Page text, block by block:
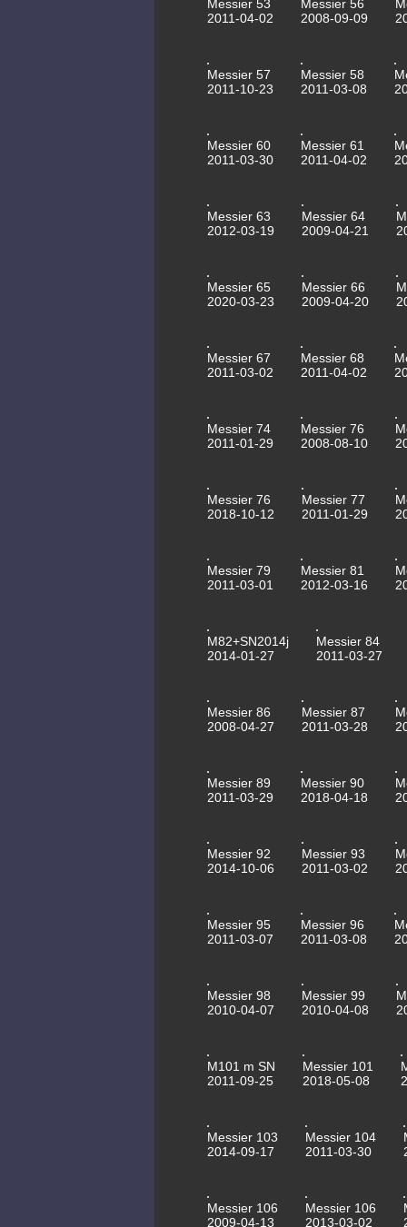
Messier 53
2011-04-02
Messier 56
2008-09-09
Messier 57
2011-10-23
Messier 58
2011-03-08
Messier 60
2011-03-30
Messier 61
2011-04-02
Messier 63
2012-03-19
Messier 64
2009-04-21
Messier 65
2020-03-23
Messier 66
2009-04-20
Messier 67
2011-03-02
Messier 68
2011-04-02
Messier 74
2011-01-29
Messier 76
2008-08-10
Messier 76
2018-10-12
Messier 77
2011-01-29
Messier 79
2011-03-01
Messier 81
2012-03-16
M82+SN2014j
2014-01-27
Messier 84
2011-03-27
Messier 86
2008-04-27
Messier 87
2011-03-28
Messier 89
2011-03-29
Messier 90
2018-04-18
Messier 92
2014-10-06
Messier 93
2011-03-02
Messier 95
2011-03-07
Messier 96
2011-03-08
Messier 98
2010-04-07
Messier 99
2010-04-08
M101 m SN
2011-09-25
Messier 101
2018-05-08
Messier 103
2014-09-17
Messier 104
2011-03-30
Messier 106
2009-04-13
Messier 106
2013-03-02